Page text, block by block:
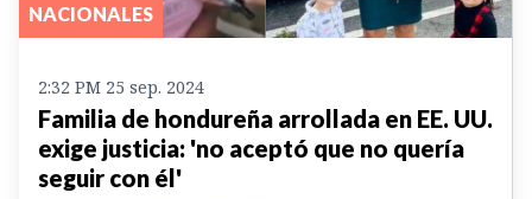
NACIONALES
2:32 PM 25 sep. 2024
Familia de hondureña arrollada en EE. UU.
exige justicia: 'no aceptó que no quería
seguir con él'